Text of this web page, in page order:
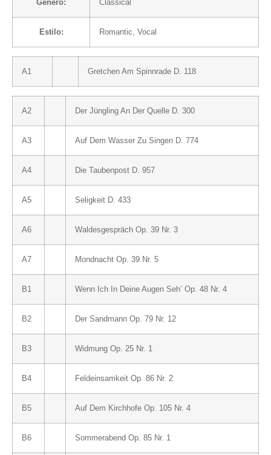
Género: Classical
Estilo: Romantic Vocal
A1 Gretchen Am Spinnrade D. 118
A2 Der Jüngling An Der Quelle D. 300
A3 Auf Dem Wasser Zu Singen D. 774
A4 Die Taubenpost D. 957
A5 Seligkeit D. 433
A6 Waldesgespräch Op. 39 Nr. 3
A7 Mondnacht Op. 39 Nr. 5
B1 Wenn Ich In Deine Augen Seh’ Op. 48 Nr. 4
B2 Der Sandmann Op. 79 Nr. 12
B3 Widmung Op. 25 Nr. 1
B4 Feldeinsamkeit Op. 86 Nr. 2
B5 Auf Dem Kirchhofe Op. 105 Nr. 4
B6 Sommerabend Op. 85 Nr. 1